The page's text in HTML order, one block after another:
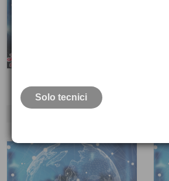
385,
Solo tecnici